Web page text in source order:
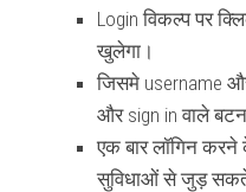
Login विकल्प पर
खुलेगा।
जिसमे username
और sign in वाले
एक बार लॉगिन
सुविधाओं से जुड़